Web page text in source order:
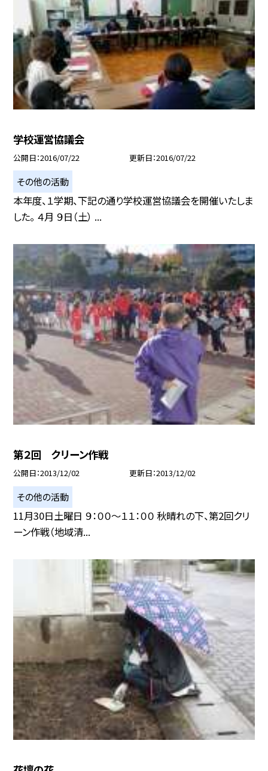
学校運営協議会
公開日 2016/07/22 更新日 2016/07/22
その他の活動
本年度、１学期、下記の通り学校運営協議会を開催いたしま
した。 ４月 ９日（土） ...
第２回 クリーン作戦
公開日 2013/12/02 更新日 2013/12/02
その他の活動
11月30日土曜日 ９：００〜１１：００ 秋晴れの下、第2回クリ
ーン作戦（地域清...